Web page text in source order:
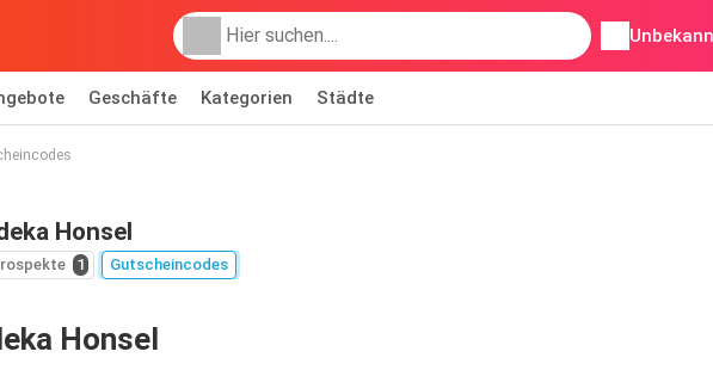
Geschäfte Kategorien Städte
Honsel
1 Gutscheincodes
Honsel